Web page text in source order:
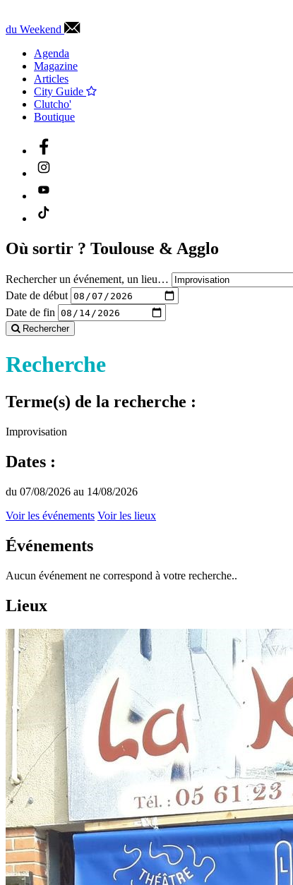
du Weekend
Agenda
Magazine
Articles
City Guide
Clutcho'
Boutique
Où sortir ? Toulouse & Agglo
Rechercher un événement, un lieu…
Date de début
Date de fin
Rechercher
Recherche
Terme(s) de la recherche :
Improvisation
Dates :
du 07/08/2026 au 14/08/2026
Voir les événements Voir les lieux
Événements
Aucun événement ne correspond à votre recherche..
Lieux